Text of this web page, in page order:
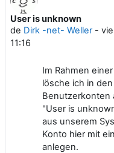
User is unknown
de Dirk -net- Weller-
11:16
Número de respuestas: 0
Im Rahmen
lösche ich in
Benutzerkonten
"User is
aus unserem
Konto hier mit
anlegen.